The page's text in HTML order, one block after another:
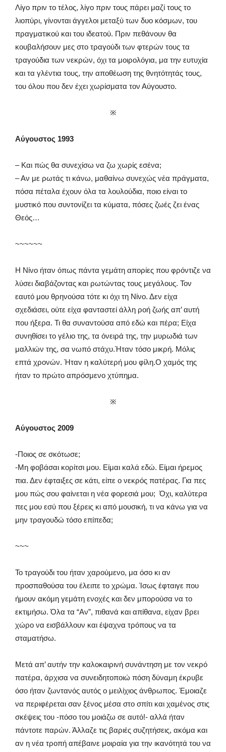
Λίγο πριν το τέλος, λίγο πριν τους πάρει μαζί τους το
λιοπύρι, γίνονται άγγελοι μεταξύ των δυο κόσμων, του
πραγματικού και του ιδεατού. Πριν πεθάνουν θα
κουβαλήσουν μες στο τραγούδι των φτερών τους τα
τραγούδια των νεκρών, όχι τα μοιρολόγια, μα την ευτυχία
και τα γλέντια τους, την αποθέωση της θνητότητάς τους,
του όλου που δεν έχει χωρίσματα τον Αύγουστο.
※
Αύγουστος 1993
– Και πώς θα συνεχίσω να ζω χωρίς εσένα;
– Αν με ρωτάς τι κάνω, μαθαίνω συνεχώς νέα πράγματα,
πόσα πέταλα έχουν όλα τα λουλούδια, ποιο είναι το
μυστικό που συντονίζει τα κύματα, πόσες ζωές ζει ένας
Θεός…
~~~~~~
Η Νίνο ήταν όπως πάντα γεμάτη απορίες που φρόντιζε να
λύσει διαβάζοντας και ρωτώντας τους μεγάλους. Τον
εαυτό μου θρηνούσα τότε κι όχι τη Νίνο. Δεν είχα
σχεδιάσει, ούτε είχα φανταστεί άλλη ροή ζωής απ’ αυτή
που ήξερα. Τι θα συναντούσα από εδώ και πέρα; Είχα
συνηθίσει το γέλιο της, τα όνειρά της, την μυρωδιά των
μαλλιών της, σα νωπό στάχυ.Ήταν τόσο μικρή. Μόλις
επτά χρονών. Ήταν η καλύτερή μου φίλη.Ο χαμός της
ήταν το πρώτο απρόσμενο χτύπημα.
※
Αύγουστος 2009
-Ποιος σε σκότωσε;
-Μη φοβάσαι κορίτσι μου. Είμαι καλά εδώ. Είμαι ήρεμος
πια. Δεν έφταιξες σε κάτι, είπε ο νεκρός πατέρας. Για πες
μου πώς σου φαίνεται η νέα φορεσιά μου; Όχι, καλύτερα
πες μου εσύ που ξέρεις κι από μουσική, τι να κάνω για να
μην τραγουδώ τόσο επίπεδα;
~~~
Το τραγούδι του ήταν χαρούμενο, μα όσο κι αν
προσπαθούσα του έλειπε το χρώμα. Ίσως έφταιγε που
ήμουν ακόμη γεμάτη ενοχές και δεν μπορούσα να το
εκτιμήσω. Όλα τα “Αν”, πιθανά και απίθανα, είχαν βρει
χώρο να εισβάλλουν και έψαχνα τρόπους να τα
σταματήσω.
Μετά απ’ αυτήν την καλοκαιρινή συνάντηση με τον νεκρό
πατέρα, άρχισα να συνειδητοποιώ πόση δύναμη έκρυβε
όσο ήταν ζωντανός αυτός ο μειλίχιος άνθρωπος. Έμοιαζε
να περιφέρεται σαν ξένος μέσα στο σπίτι και χαμένος στις
σκέψεις του -πόσο του μοιάζω σε αυτό!- αλλά ήταν
πάντοτε παρών. Άλλαζε τις βαριές συζητήσεις, ακόμα και
αν η νέα τροπή απέβαινε μοιραία για την ικανότητά του να